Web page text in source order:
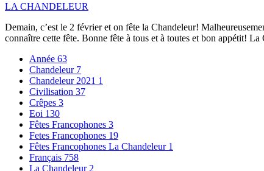
LA CHANDELEUR
Demain, c’est le 2 février et on fête la Chandeleur!
connaître cette fête. Bonne fête à tous et à toutes et bon appétit!
Année 63
Chandeleur 7
Chandeleur 2021 1
Civilisation 37
Crêpes 3
Eoi 130
Fêtes Francophones 3
Fetes Francophones 19
Fêtes Francophones La Chandeleur 1
Français 758
La Chandeleur 2